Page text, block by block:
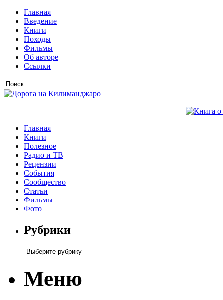
Главная
Введение
Книги
Походы
Фильмы
Об авторе
Ссылки
Главная
Книги
Полезное
Радио и ТВ
Рецензии
События
Сообщество
Статьи
Фильмы
Фото
Рубрики
Меню